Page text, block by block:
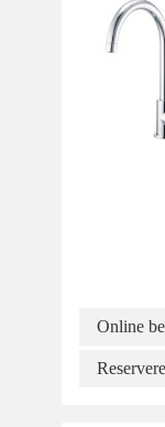
Online